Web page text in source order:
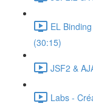
EL
(30:15)
JSF2 &
Labs -